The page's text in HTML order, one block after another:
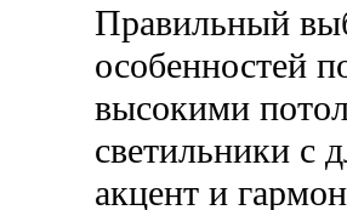
Правильный
особенностей
высокими
светильники с
акцент и